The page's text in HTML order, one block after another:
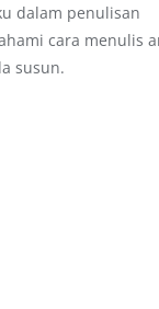
dalam penulisan
cara menulis
susun.